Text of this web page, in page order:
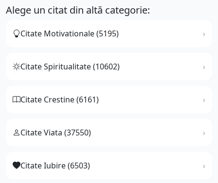
Alege un citat din altă categorie:
Citate Motivationale (5195)
Citate Spiritualitate (10602)
Citate Crestine (6161)
Citate Viata (37550)
Citate Iubire (6503)